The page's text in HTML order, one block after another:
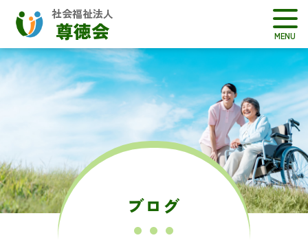
社会福祉法人
尊徳会
ブログ